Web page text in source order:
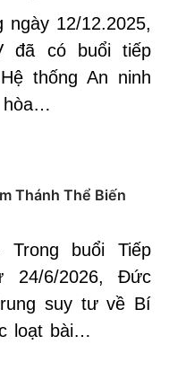
12/12.2025,
đã có buổi tiếp
thống An ninh
hòa…
Thánh Thể Biến
Trong buổi Tiếp
24/6/2026, Đức
suy tư về Bí
loạt bài…